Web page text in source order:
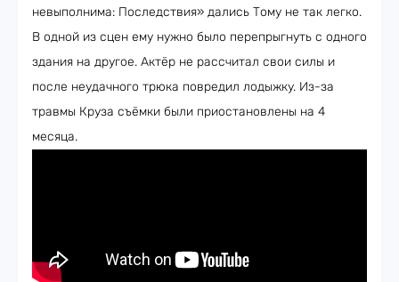
невыполнима: Последствия» дались Тому не так легко.
В одной из сцен ему нужно было перепрыгнуть с одного
здания на другое. Актёр не рассчитал свои силы и
после неудачного трюка повредил лодыжку. Из-за
травмы Круза съёмки были приостановлены на 4
месяца.